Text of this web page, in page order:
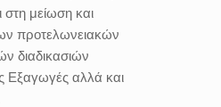
στη μείωση και
προτελωνειακών
διαδικασιών
Εξαγωγές αλλά και